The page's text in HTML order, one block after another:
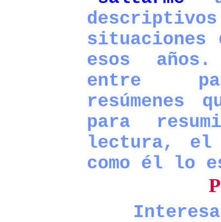
situaciones
esos
entre
resúmenes
para
lectura,
como él lo